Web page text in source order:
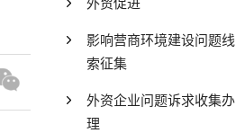
影响营商环境建设问题线
索征集
外资企业问题诉求收集办
理